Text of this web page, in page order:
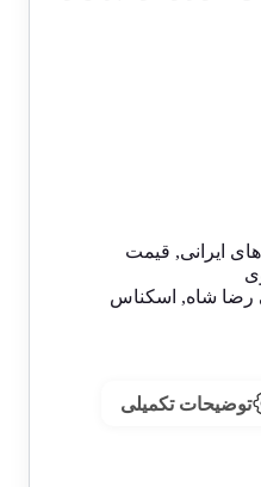
ایرانی, قیمت
, اسکناس
توضیحات تکمیلی